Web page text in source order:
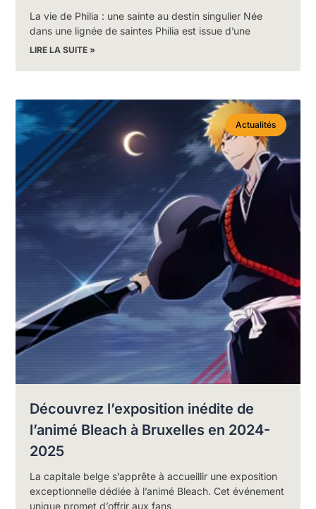
La vie de Philia : une sainte au destin singulier Née
dans une lignée de saintes Philia est issue d’une
LIRE LA SUITE »
Actualités
Découvrez l’exposition inédite de
l’animé Bleach à Bruxelles en 2024-
2025
La capitale belge s’apprête à accueillir une exposition
exceptionnelle dédiée à l’animé Bleach. Cet événement
unique promet d’offrir aux fans